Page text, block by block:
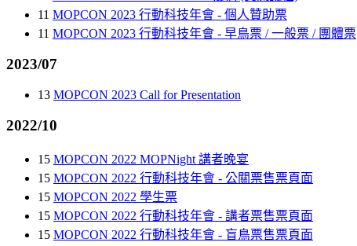
11 MOPCON 2023 行動科技年會 - 個人贊助票
11 MOPCON 2023 行動科技年會 - 早鳥票 / 一般票 / 團體票
2023/07
13 MOPCON 2023 Call for Presentation
2022/10
15 MOPCON 2022 MOPNight 講者晚宴
15 MOPCON 2022 行動科技年會 - 公關票售票頁面
15 MOPCON 2022 學生票
15 MOPCON 2022 行動科技年會 - 講者票售票頁面
15 MOPCON 2022 行動科技年會 - 盲鳥票售票頁面